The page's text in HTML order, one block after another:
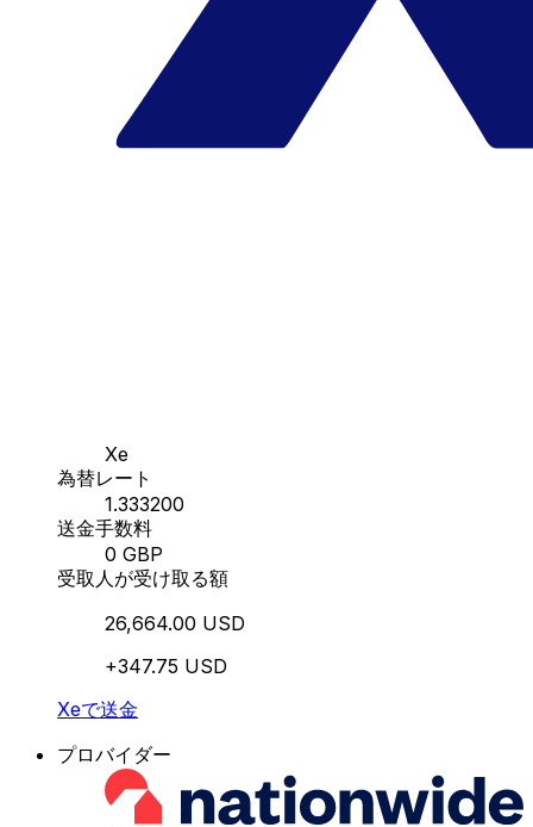
Xe
為替レート
1.333200
送金手数料
0 GBP
受取人が受け取る額
26,664.00 USD
+347.75 USD
Xeで送金
プロバイダー